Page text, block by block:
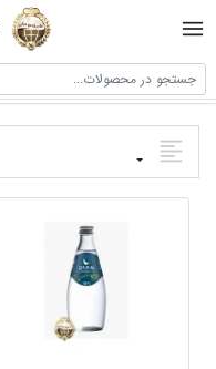
جستجو در محصولات...